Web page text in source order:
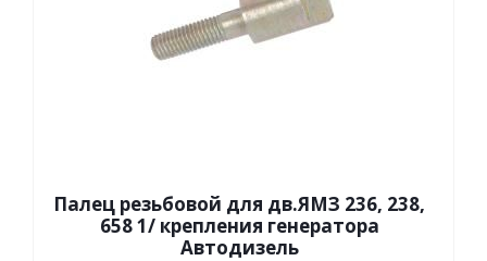
Палец резьбовой для дв.ЯМЗ 236, 238,
658 1/ крепления генератора
Автодизель